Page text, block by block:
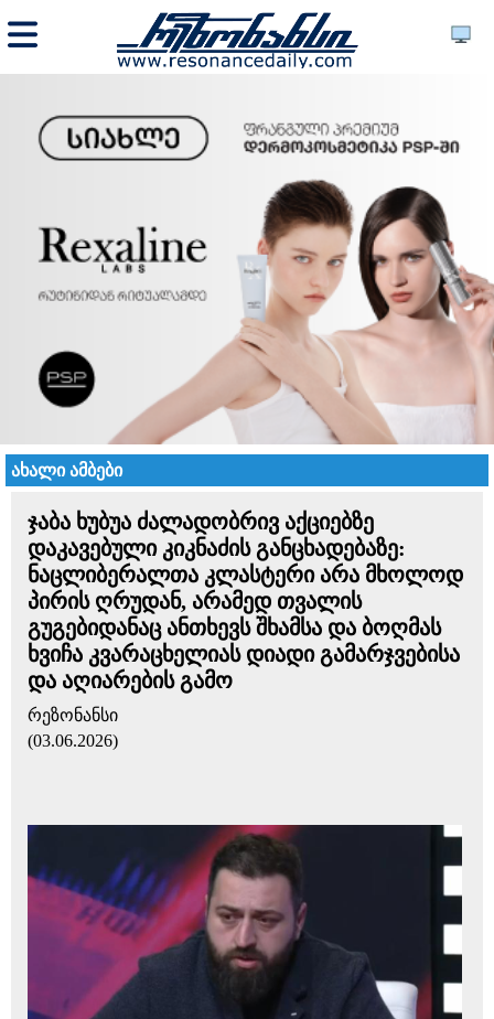
ახალი ამბები
ჯაბა ხუბუა ძალადობრივ აქციებზე
დაკავებული კიკნაძის განცხადებაზე:
ნაცლიბერალთა კლასტერი არა მხოლოდ
პირის ღრუდან, არამედ თვალის
გუგებიდანაც ანთხევს შხამსა და ბოღმას
ხვიჩა კვარაცხელიას დიადი გამარჯვებისა
და აღიარების გამო
რეზონანსი
(03.06.2026)